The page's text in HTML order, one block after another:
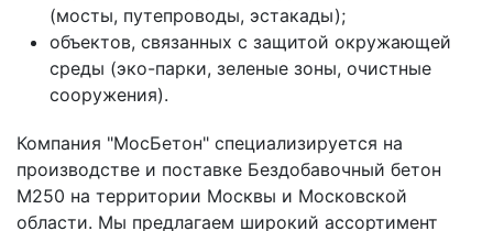
(мосты, путепроводы, эстакады);
объектов, связанных с защитой окружающей
среды (эко-парки, зеленые зоны, очистные
сооружения).
Компания "МосБетон" специализируется на
производстве и поставке Бездобавочный бетон
М250 на территории Москвы и Московской
области. Мы предлагаем широкий ассортимент